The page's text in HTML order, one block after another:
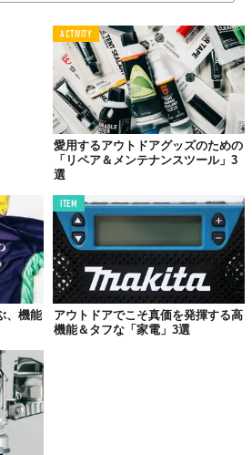
ー教の神に守られる
リッドジャケット
ランド「ティラック」は、デザインか
で仕上げるなど、モノづくりに対して
す。
ACTIVITY
愛用するアウトドアグッズのための
「リペア＆メンテナンスツール」3
選
、機能
ITEM
アウトドアでこそ真価を発揮する高
機能＆タフな「家電」3選